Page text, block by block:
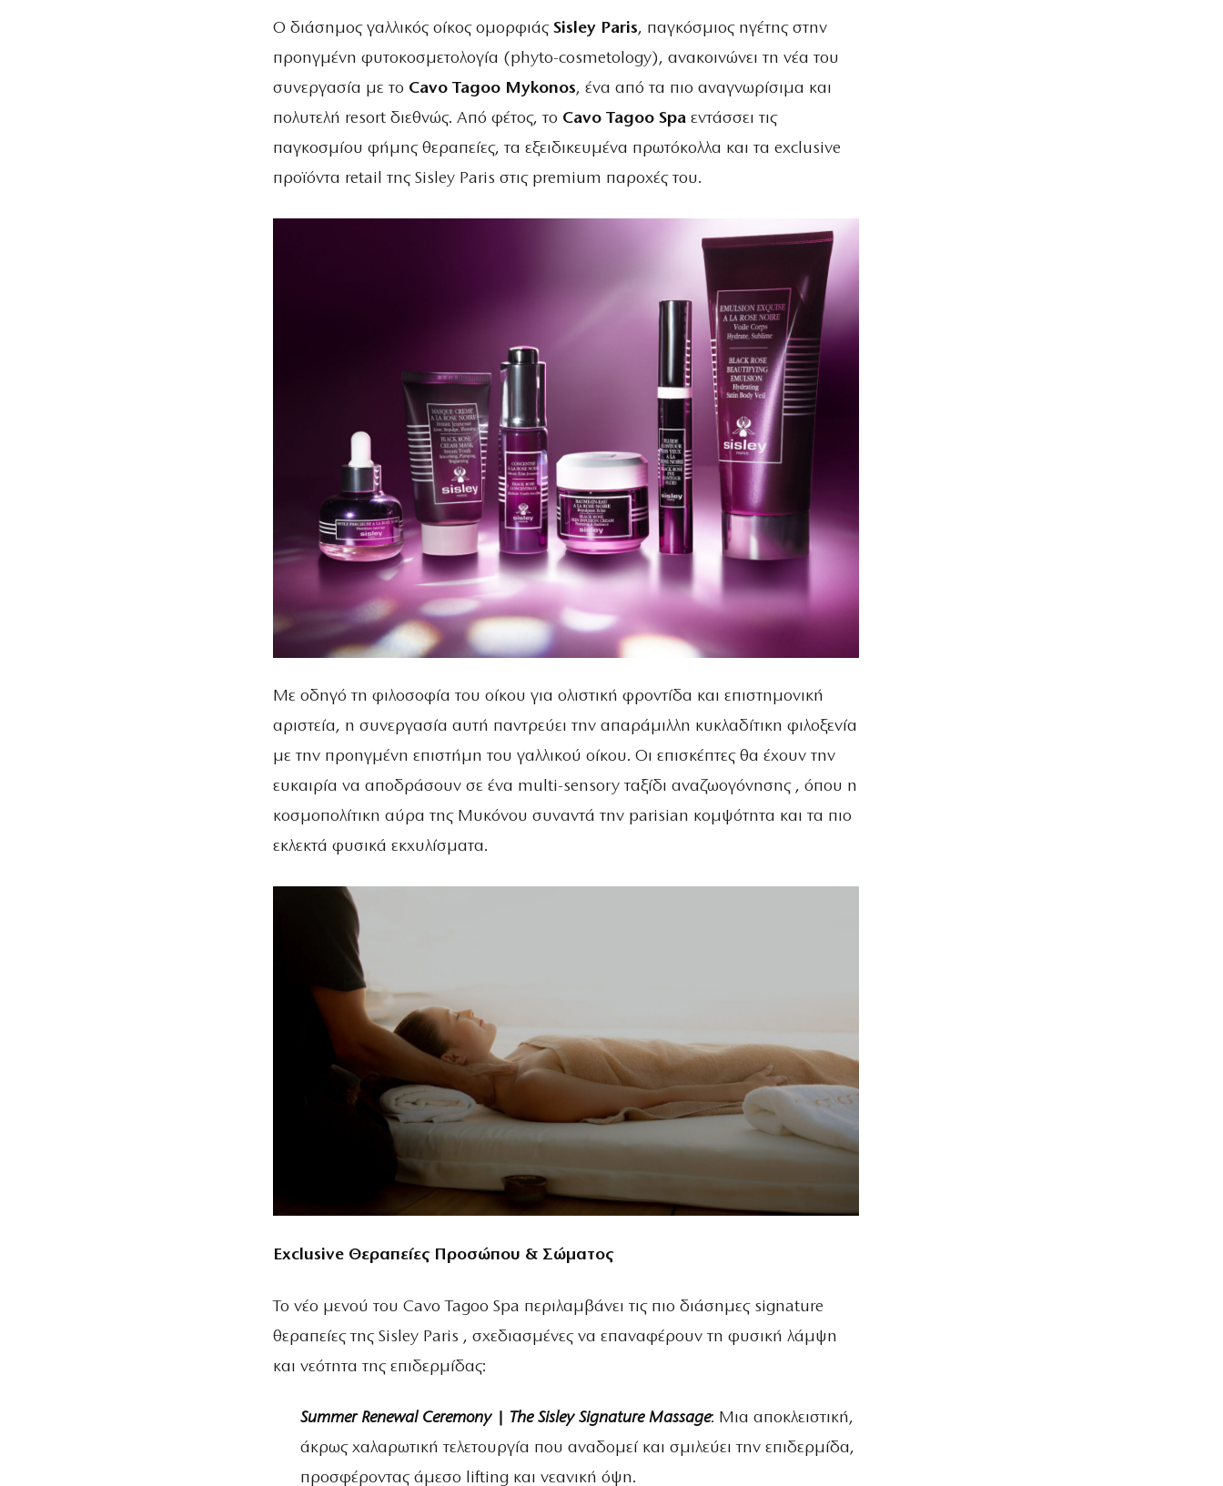
Ο διάσημος γαλλικός οίκος ομορφιάς Sisley Paris, παγκόσμιος ηγέτης στην
προηγμένη φυτοκοσμετολογία (phyto-cosmetology), ανακοινώνει τη νέα του
συνεργασία με το Cavo Tagoo Mykonos, ένα από τα πιο αναγνωρίσιμα και
πολυτελή resort διεθνώς. Από φέτος, το Cavo Tagoo Spa εντάσσει τις
παγκοσμίου φήμης θεραπείες, τα εξειδικευμένα πρωτόκολλα και τα exclusive
προϊόντα retail της Sisley Paris στις premium παροχές του.
Με οδηγό τη φιλοσοφία του οίκου για ολιστική φροντίδα και επιστημονική
αριστεία, η συνεργασία αυτή παντρεύει την απαράμιλλη κυκλαδίτικη φιλοξενία
με την προηγμένη επιστήμη του γαλλικού οίκου. Οι επισκέπτες θα έχουν την
ευκαιρία να αποδράσουν σε ένα multi-sensory ταξίδι αναζωογόνησης , όπου η
κοσμοπολίτικη αύρα της Μυκόνου συναντά την parisian κομψότητα και τα πιο
εκλεκτά φυσικά εκχυλίσματα.
Exclusive Θεραπείες Προσώπου & Σώματος
Το νέο μενού του Cavo Tagoo Spa περιλαμβάνει τις πιο διάσημες signature
θεραπείες της Sisley Paris , σχεδιασμένες να επαναφέρουν τη φυσική λάμψη
και νεότητα της επιδερμίδας:
Summer Renewal Ceremony| The Sisley Signature Massage: Μια αποκλειστική,
άκρως χαλαρωτική τελετουργία που αναδομεί και σμιλεύει την επιδερμίδα,
προσφέροντας άμεσο lifting και νεανική όψη.